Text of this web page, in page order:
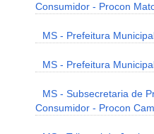
Consumidor - Procon
MS - Prefeitura
MS - Prefeitura
MS - Subsecretaria de
Consumidor - Procon